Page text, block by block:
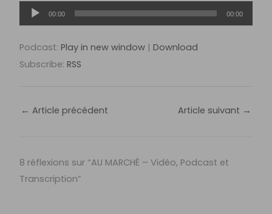
Lecteur
audio
00:00 00:00
Podcast:Play in new window |Download
Subscribe:RSS
← Article précédent Article suivant →
8 réflexions sur “AU MARCHÉ – Vidéo, Podcast et
Transcription”